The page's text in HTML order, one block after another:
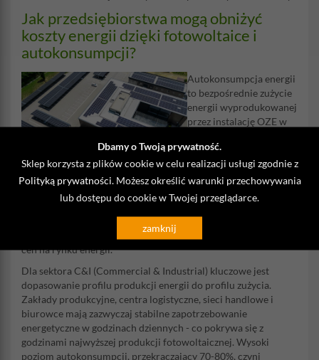
Dbamy o Twoją prywatność.
Sklep korzysta z plików cookie w celu realizacji usługi zgodnie z
Polityką prywatności. Możesz określić warunki przechowywania
lub dostępu do cookie w Twojej przeglądarce.
zamknij
Jak przedsiębiorstwa mogą obniżyć
koszty energii dzięki fotowoltaice i
autokonsumpcji?
Autokonsumpcja energii
to bezpośrednie zużycie
energii wyprodukowanej
przez instalację OZE w
Net billing promuje
autokonsumpcję energii
wyprodukowanej przez instalacje fotowoltaiczne, ponieważ
każda kilowatogodzina zużyta na własne potrzeby przynosi
większą oszczędność niż ta oddana do sieci. Autokonsumpcja
energii zmniejsza opłaty za prąd, eliminuje opłaty
dystrybucyjne od zużytej energii i uniezależnia firmę od wahań
cen na rynku energii.
Dla sektora C&I (Commercial & Industrial) kluczowe jest
dopasowanie profilu produkcji energii do profilu zużycia.
Zakłady produkcyjne, centra logistyczne, sieci handlowe i
biurowce mają zazwyczaj stabilne zapotrzebowanie
energetyczne w godzinach dziennych - co pokrywa się z
godzinami najwyższej produkcji fotowoltaicznej. Wysoki
poziom autokonsumpcji, przekraczający 70-80%, czyni